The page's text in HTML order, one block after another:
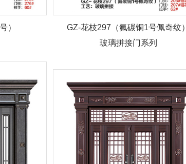
）
GZ-花枝297（氟碳铜1号佩奇纹）
玻璃拼接门系列